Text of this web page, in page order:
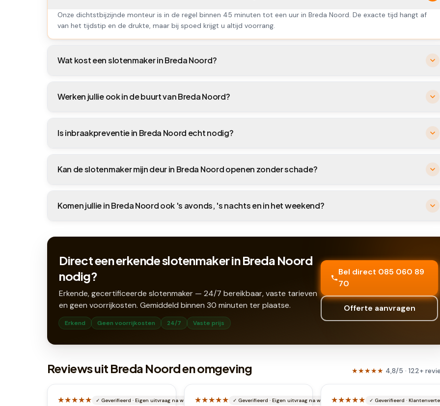
Onze dichtstbijzijnde monteur is in de regel binnen 45 minuten tot een uur in Breda Noord. De exacte tijd hangt af
van het tijdstip en de drukte, maar bij spoed krijgt u altijd voorrang.
Wat kost een slotenmaker in Breda Noord?
Werken jullie ook in de buurt van Breda Noord?
Is inbraakpreventie in Breda Noord echt nodig?
Kan de slotenmaker mijn deur in Breda Noord openen zonder schade?
Komen jullie in Breda Noord ook 's avonds, 's nachts en in het weekend?
Direct een erkende slotenmaker in Breda Noord
nodig?
Erkende, gecertificeerde slotenmaker — 24/7 bereikbaar, vaste tarieven
en geen voorrijkosten. Gemiddeld binnen 30 minuten ter plaatse.
Erkend Geen voorrijkosten 24/7 Vaste prijs
Bel direct 085 060 89
70
Offerte aanvragen
Reviews uit Breda Noord en omgeving ★★★★★ 4,8/5 · 122+
★★★★★ ✓ Geverifieerd · Eigen uitvraag na werkbon★★★★★ ✓ Geverifieerd · Eigen uitvraag na werkbon★★★★★ ✓ Geverifieerd ·